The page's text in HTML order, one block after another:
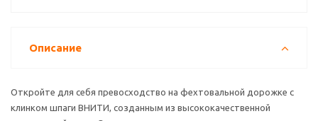
Описание
Откройте для себя превосходство на фехтовальной дорожке с
клинком шпаги ВНИТИ, созданным из высококачественной